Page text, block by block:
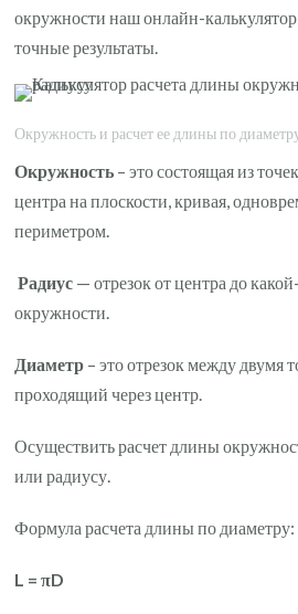
окружности наш онлайн-
точные результаты.
Окружность и расчет ее длины по
Окружность – это состоящая из
центра на плоскости, кривая,
периметром.
Радиус — отрезок от центра до
окружности.
Диаметр – это отрезок между двумя
проходящий через центр.
Осуществить расчет длины
или радиусу.
Формула расчета длины по диаметру:
L = πD